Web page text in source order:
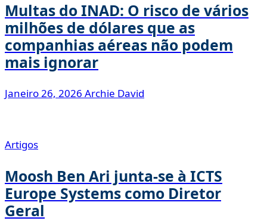
Multas do INAD: O risco de vários
milhões de dólares que as
companhias aéreas não podem
mais ignorar
Janeiro 26, 2026 Archie David
Artigos
Moosh Ben Ari junta-se à ICTS
Europe Systems como Diretor
Geral